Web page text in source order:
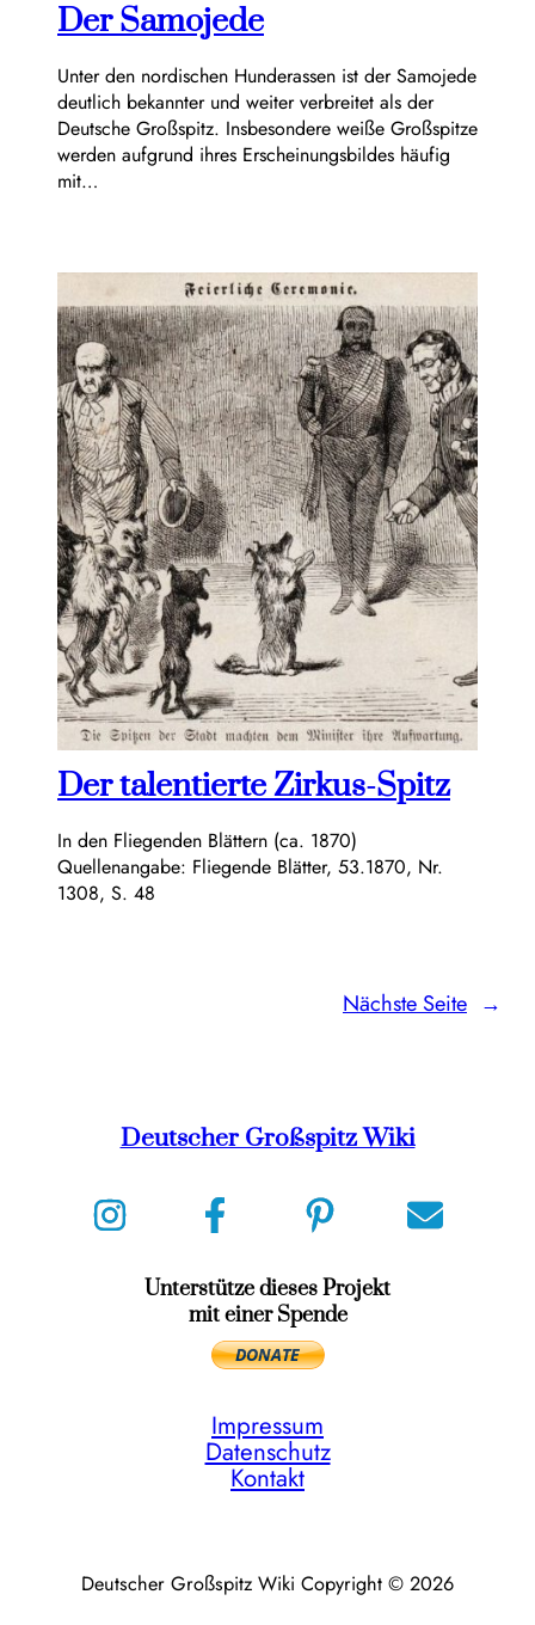
Der Samojede
Unter den nordischen Hunderassen ist der Samojede
deutlich bekannter und weiter verbreitet als der
Deutsche Großspitz. Insbesondere weiße Großspitze
werden aufgrund ihres Erscheinungsbildes häufig
mit…
Der talentierte Zirkus-Spitz
In den Fliegenden Blättern (ca. 1870)
Quellenangabe: Fliegende Blätter, 53.1870, Nr.
1308, S. 48
Nächste Seite →
Deutscher Großspitz Wiki
Unterstütze dieses Projekt
mit einer Spende
Impressum
Datenschutz
Kontakt
Deutscher Großspitz Wiki Copyright © 2026